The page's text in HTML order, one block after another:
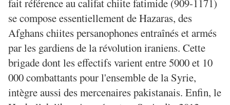
fait référence au califat chiite fatimide (909-1171)
se compose essentiellement de Hazaras, des
Afghans chiites persanophones entraînés et armés
par les gardiens de la révolution iraniens. Cette
brigade dont les effectifs varient entre 5000 et 10
000 combattants pour l'ensemble de la Syrie,
intègre aussi des mercenaires pakistanais. Enfin, le